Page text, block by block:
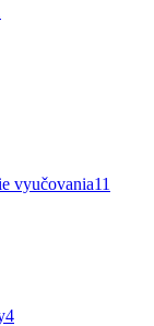
vyučovania11
4